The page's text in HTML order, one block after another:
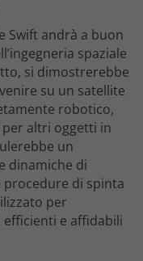
Swift andrà a buon
spaziale
si dimostrerebbe
su un satellite
robotico,
altri oggetti in
un
dinamiche di
procedure di spinta
per
e affidabili